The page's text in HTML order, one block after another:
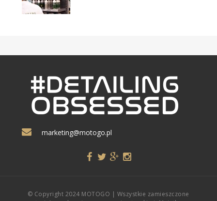
marketing@motogo.pl
© Copyright 2024 MOTOGO | Wszystkie zamieszczone